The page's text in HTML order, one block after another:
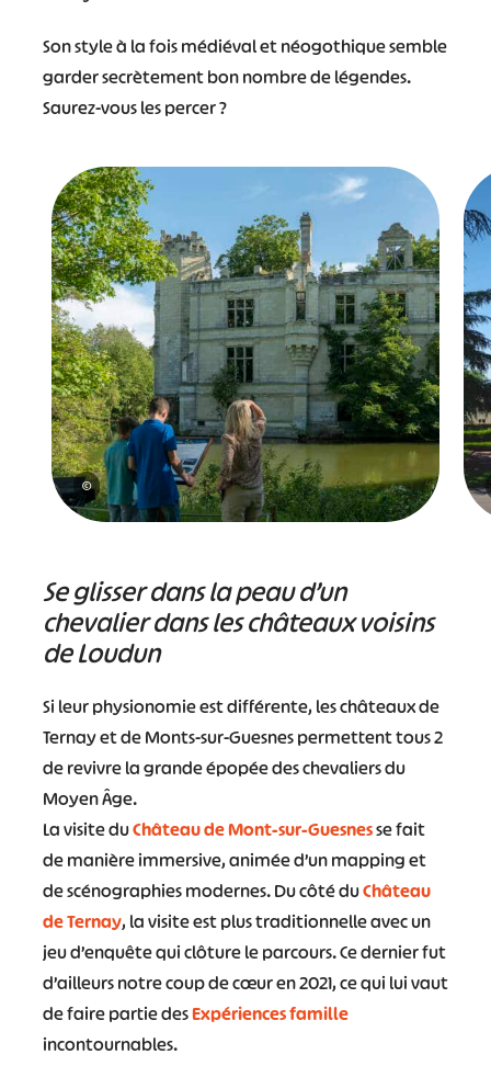
Son style à la fois médiéval et néogothique semble
garder secrètement bon nombre de légendes.
Saurez-vous les percer ?
©
Se glisser dans la peau d’un
chevalier dans les châteaux voisins
de Loudun
Si leur physionomie est différente, les châteaux de
Ternay et de Monts-sur-Guesnes permettent tous 2
de revivre la grande épopée des chevaliers du
Moyen Âge.
La visite duChâteau de Mont-sur-Guesnesse fait
de manière immersive, animée d’un mapping et
de scénographies modernes. Du côté duChâteau
de Ternay, la visite est plus traditionnelle avec un
jeu d’enquête qui clôture le parcours. Ce dernier fut
d’ailleurs notre coup de cœur en 2021, ce qui lui vaut
de faire partie desExpériences famille
incontournables.
#
#